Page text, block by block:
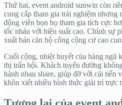
Thứ hai, event android sunwin còn
cung cấp tham gia trải nghiệm
động viên bọn họ tham gia tích cực
tốc nhảu với hiệu suất cao. Chính sự
xuất bản căn hộ công cộng cư cao
Cuối cộng, nhiệt huyết của hàng ngũ
thị trấn hội. Khách tuyến đường
hành nhau share, giúp đỡ với cải tiến
khôn xiết nhiều hình thức giải trí trực